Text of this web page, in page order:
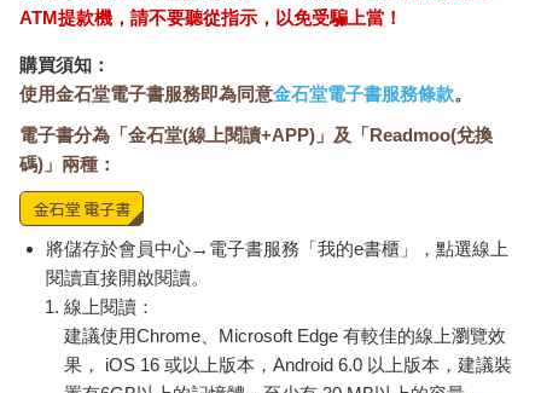
ATM提款機，請不要聽從指示，以免受騙上當！
購買須知：
使用金石堂電子書服務即為同意金石堂電子書服務條款。
電子書分為「金石堂(線上閱讀+APP)」及「Readmoo(兌換
碼)」兩種：
將儲存於會員中心→電子書服務「我的e書櫃」，點選線上
閱讀直接開啟閱讀。
線上閱讀：
建議使用Chrome、Microsoft Edge 有較佳的線上瀏覽效
果， iOS 16 或以上版本，Android 6.0 以上版本，建議裝